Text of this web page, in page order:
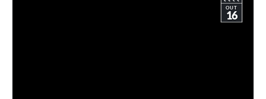
OUT
16